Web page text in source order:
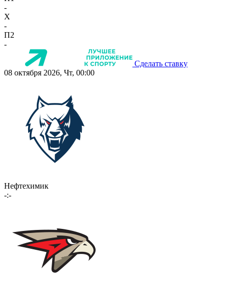
-
X
-
П2
-
Сделать ставку
08 октября 2026, Чт, 00:00
Нефтехимик
-:-